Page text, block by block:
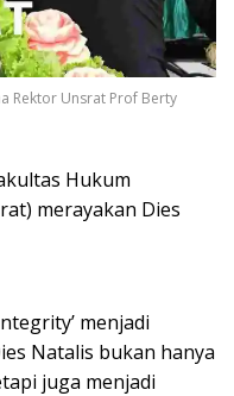
Rektor Unsrat Prof Berty
Hukum
merayakan Dies
menjadi
Natalis bukan hanya
juga menjadi